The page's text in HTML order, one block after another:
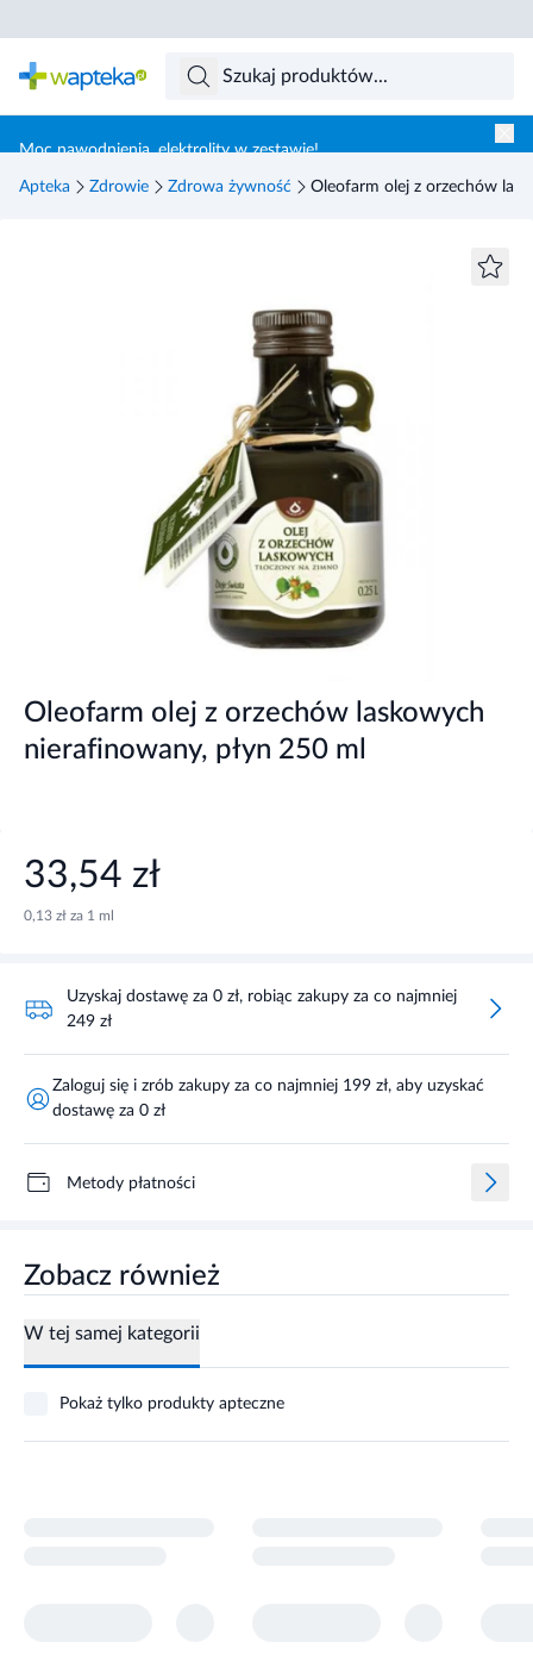
Moc nawodnienia, elektrolity w zestawie!
Apteka Zdrowie Zdrowa żywność Oleofarm olej z orzechów
Oleofarm olej z orzechów laskowych
nierafinowany, płyn 250 ml
33,54 zł
0,13 zł za 1 ml
Uzyskaj dostawę za 0 zł, robiąc zakupy za co najmniej
249 zł
Zaloguj się i zrób zakupy za co najmniej 199 zł, aby uzyskać
dostawę za 0 zł
Metody płatności
Zobacz również
W tej samej kategorii
Pokaż tylko produkty apteczne